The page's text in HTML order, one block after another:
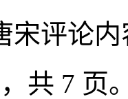
宋评论
共 7 页